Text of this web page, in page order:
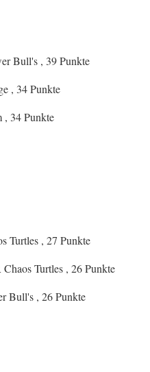
Bull's , 39 Punkte
, 34 Punkte
, 34 Punkte
Turtles , 27 Punkte
Turtles , 26 Punkte
Bull's , 26 Punkte